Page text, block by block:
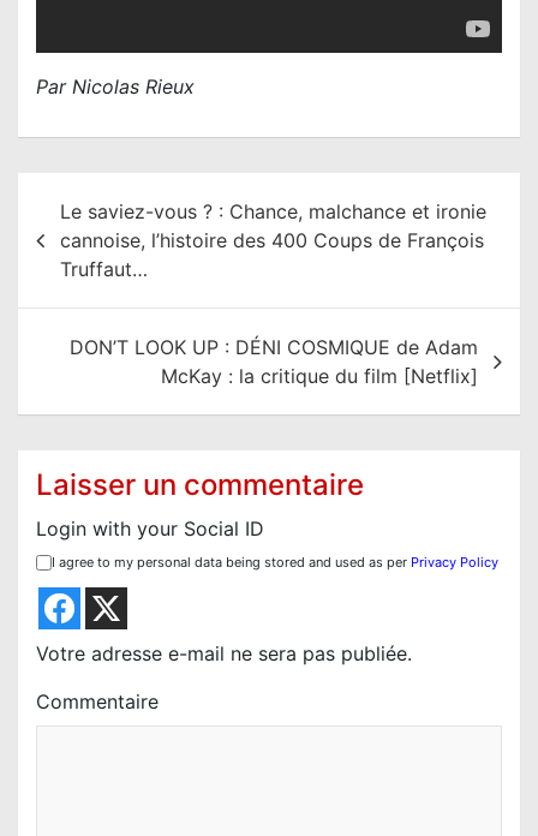
Par Nicolas Rieux
i
t
d
Le saviez-vous ? : Chance, malchance et ironie
cannoise, l’histoire des 400 Coups de François
Truffaut…
DON’T LOOK UP : DÉNI COSMIQUE de Adam
McKay : la critique du film [Netflix]
Laisser un commentaire
Login with your Social ID
I agree to my personal data being stored and used as per Privacy Policy
Votre adresse e-mail ne sera pas publiée.
Commentaire